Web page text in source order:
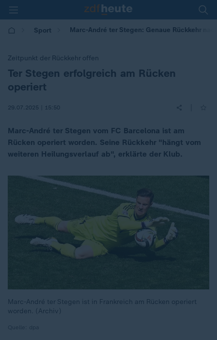
Sport Marc-André ter Stegen: Genaue Rückkehr
Zeitpunkt der Rückkehr offen
:
Ter Stegen erfolgreich am Rücken
operiert
29.07.2025 | 15:50
Marc-André ter Stegen vom FC Barcelona ist am
Rücken operiert worden. Seine Rückkehr "hängt vom
weiteren Heilungsverlauf ab", erklärte der Klub.
Marc-André ter Stegen ist in Frankreich am Rücken operiert
worden. (Archiv)